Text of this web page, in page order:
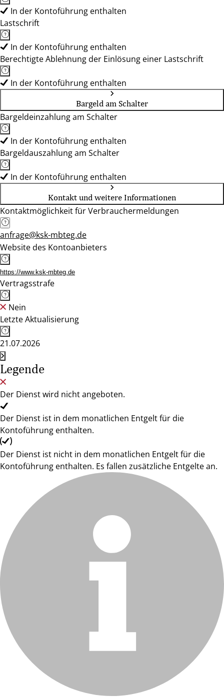
In der Kontoführung enthalten
Lastschrift
In der Kontoführung enthalten
Berechtigte Ablehnung der Einlösung einer Lastschrift
In der Kontoführung enthalten
Bargeld am Schalter
Bargeldeinzahlung am Schalter
In der Kontoführung enthalten
Bargeldauszahlung am Schalter
In der Kontoführung enthalten
Kontakt und weitere Informationen
Kontaktmöglichkeit für Verbrauchermeldungen
anfrage@ksk-mbteg.de
Website des Kontoanbieters
https://www.ksk-mbteg.de
Vertragsstrafe
Nein
Letzte Aktualisierung
21.07.2026
Legende
Der Dienst wird nicht angeboten.
Der Dienst ist in dem monatlichen Entgelt für die
Kontoführung enthalten.
Der Dienst ist nicht in dem monatlichen Entgelt für die
Kontoführung enthalten. Es fallen zusätzliche Entgelte an.